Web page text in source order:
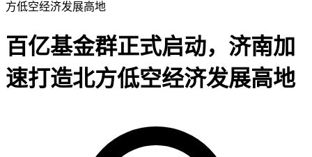
方低空经济发展高地
百亿基金群正式启动，济南加
速打造北方低空经济发展高地